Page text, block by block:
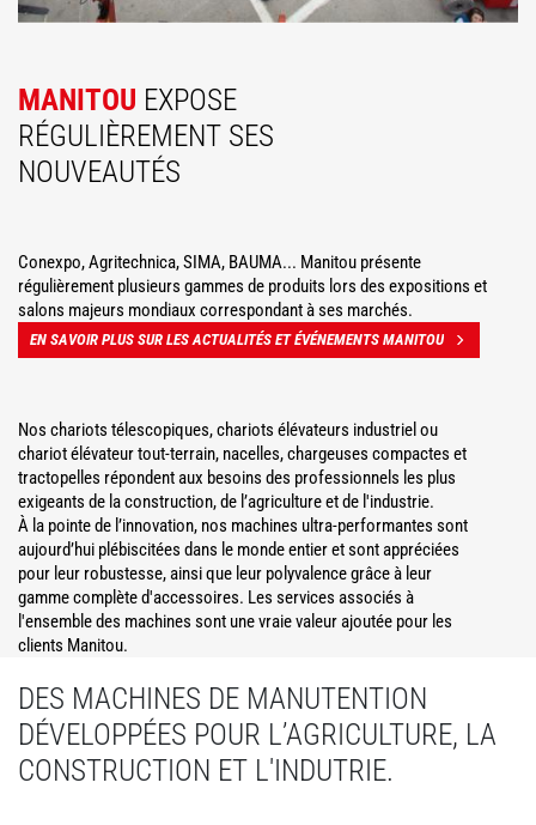
MANITOU EXPOSE
RÉGULIÈREMENT SES
NOUVEAUTÉS
Conexpo, Agritechnica, SIMA, BAUMA... Manitou présente
régulièrement plusieurs gammes de produits lors des expositions et
salons majeurs mondiaux correspondant à ses marchés.
EN SAVOIR PLUS SUR LES ACTUALITÉS ET ÉVÉNEMENTS MANITOU
Nos chariots télescopiques, chariots élévateurs industriel ou
chariot élévateur tout-terrain, nacelles, chargeuses compactes et
tractopelles répondent aux besoins des professionnels les plus
exigeants de la construction, de l’agriculture et de l'industrie.
À la pointe de l’innovation, nos machines ultra-performantes sont
aujourd’hui plébiscitées dans le monde entier et sont appréciées
pour leur robustesse, ainsi que leur polyvalence grâce à leur
gamme complète d'accessoires. Les services associés à
l'ensemble des machines sont une vraie valeur ajoutée pour les
clients Manitou.
DES MACHINES DE MANUTENTION
DÉVELOPPÉES POUR L’AGRICULTURE, LA
CONSTRUCTION ET L'INDUTRIE.